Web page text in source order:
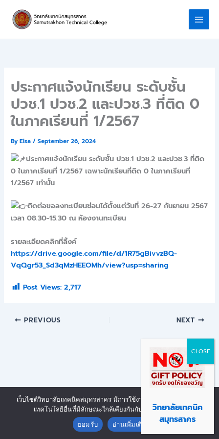
content
ประกาศแจ้งนักเรียน ระดับชั้น
ปวช.1 ปวช.2 และปวช.3 ที่ติด 0
ในภาคเรียนที่ 1/2567
ByElsa/September 26, 2024
ประกาศแจ้งนักเรียน ระดับชั้น ปวช.1 ปวช.2 และปวช.3 ที่ติด
0 ในภาคเรียนที่ 1/2567 เฉพาะนักเรียนที่ติด 0 ในภาคเรียนที่
1/2567 เท่านั้น
ติดต่อขอลงทะเบียนซ่อมได้ตั้งแต่วันที่ 26-27 กันยายน 2567
เวลา 08.30-15.30 ณ ห้องงานทะเบียน
รายละเอียดคลิกที่ลิ้งค์
https://drive.google.com/file/d/1R75gBivvzBQ-
VqQgr53_Sd3qMzHEEOMh/view?usp=sharing
Post Views: 2,717
PREVIOUS NEXT
Copyright © 2026 | Powered by งานศูนย์ข้อมูลสารสนเทศ วิทยาลัย
เทคนิคสมุทรสาคร
วิทยาลัยเทคนิค
สมุทรสาคร
เว็บไซต์วิทยาลัยเทคนิคสมุทรสาคร มีการใช้งานเทคโนโลยีคุกกี้ หรือ
เทคโนโลยีอื่นที่มีลักษณะใกล้เคียงกันกับคุกกี้ บนเว็บไซต์
ยอมรับ
อ่านเพิ่มเติม
Contact us